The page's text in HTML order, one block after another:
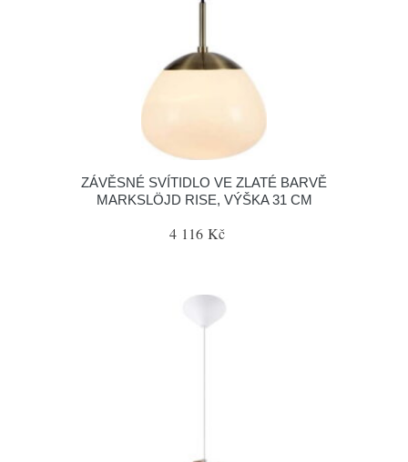
ZÁVĚSNÉ SVÍTIDLO VE ZLATÉ BARVĚ
MARKSLÖJD RISE, VÝŠKA 31 CM
4 116 Kč